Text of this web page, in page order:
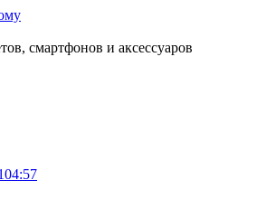
смартфонов и аксессуаров
04:57